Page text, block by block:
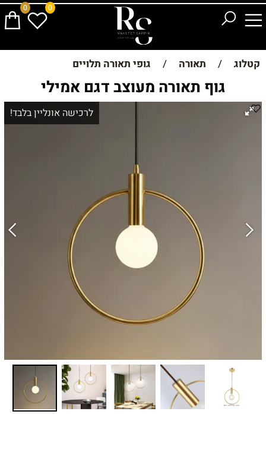
0 0
קטלוג / תאורה / גופי תאורה תלויים
גוף תאורה מעוצב דגם אמילי
לרכישה אונליין בלבד!